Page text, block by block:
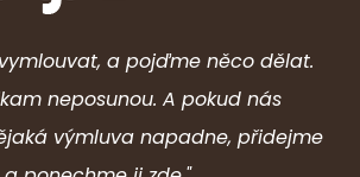
a pojďme něco dělat.
neposunou. A pokud nás
výmluva napadne, přidejme